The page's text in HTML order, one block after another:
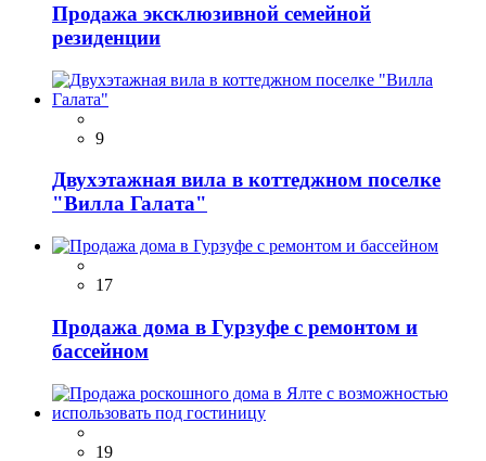
Продажа эксклюзивной семейной
резиденции
9
Двухэтажная вила в коттеджном поселке
"Вилла Галата"
17
Продажа дома в Гурзуфе с ремонтом и
бассейном
19